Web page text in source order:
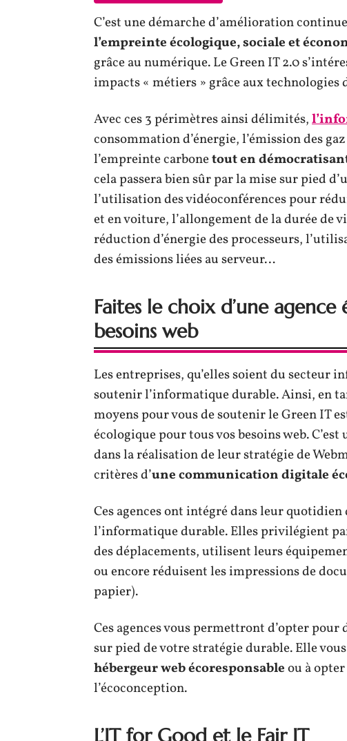
C’est une démarche d’amélioration
l’empreinte écologique, sociale et
grâce au numérique. Le Green IT 2.0
impacts « métiers » grâce aux
Avec ces 3 périmètres ainsi délimités,
consommation d’énergie, l’émission des
l’empreinte carbonetout en
cela passera bien sûr par la mise sur pied
l’utilisation des vidéoconférences pour
et en voiture, l’allongement de la durée de
réduction d’énergie des processeurs,
des émissions liées au serveur…
Faites le choix d’une
besoins web
Les entreprises, qu’elles soient du secteur
soutenir l’informatique durable. Ainsi, en
moyens pour vous de soutenir le Green IT
écologique pour tous vos besoins web.
dans la réalisation de leur stratégie de
critères d’une communication digitale
Ces agences ont intégré dans leur
l’informatique durable. Elles privilégient
des déplacements, utilisent leurs
ou encore réduisent les impressions de
papier).
Ces agences vous permettront d’opter
sur pied de votre stratégie durable. Elle
hébergeur web écoresponsableou à
l’écoconception.
L’IT for Good et le Fair IT